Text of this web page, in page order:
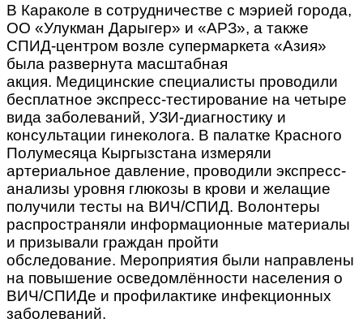
В Караколе в сотрудничестве с мэрией города,
ОО «Улукман Дарыгер» и «АРЗ», а также
СПИД-центром возле супермаркета «Азия»
была развернута масштабная
акция. Медицинские специалисты проводили
бесплатное экспресс-тестирование на четыре
вида заболеваний, УЗИ-диагностику и
консультации гинеколога. В палатке Красного
Полумесяца Кыргызстана измеряли
артериальное давление, проводили экспресс-
анализы уровня глюкозы в крови и желащие
получили тесты на ВИЧ/СПИД. Волонтеры
распространяли информационные материалы
и призывали граждан пройти
обследование. Мероприятия были направлены
на повышение осведомлённости населения о
ВИЧ/СПИДе и профилактике инфекционных
заболеваний.